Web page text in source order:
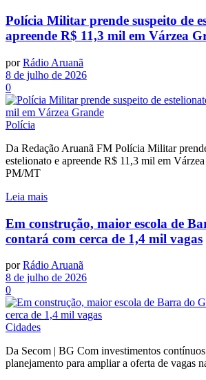
Polícia Militar prende suspeito de
apreende R$ 11,3 mil em Várzea
por Rádio Aruanã
8 de julho de 2026
0
Polícia
Da Redação Aruanã FM Polícia Militar
estelionato e apreende R$ 11,3 mil em
PM/MT
Leia mais
Em construção, maior escola de
contará com cerca de 1,4 mil vagas
por Rádio Aruanã
8 de julho de 2026
0
Cidades
Da Secom | BG Com investimentos
planejamento para ampliar a oferta de vagas